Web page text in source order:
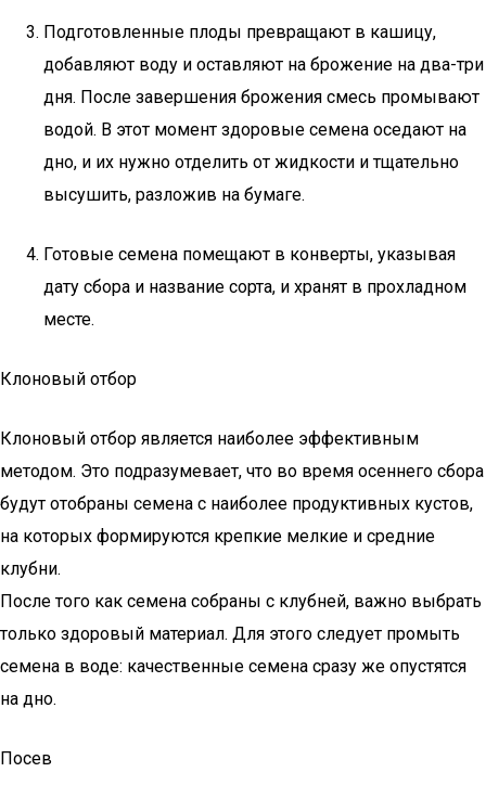
Подготовленные плоды превращают в кашицу,
добавляют воду и оставляют на брожение на два-три
дня. После завершения брожения смесь промывают
водой. В этот момент здоровые семена оседают на
дно, и их нужно отделить от жидкости и тщательно
высушить, разложив на бумаге.
Готовые семена помещают в конверты, указывая
дату сбора и название сорта, и хранят в прохладном
месте.
Клоновый отбор
Клоновый отбор является наиболее эффективным
методом. Это подразумевает, что во время осеннего сбора
будут отобраны семена с наиболее продуктивных кустов,
на которых формируются крепкие мелкие и средние
клубни.
После того как семена собраны с клубней, важно выбрать
только здоровый материал. Для этого следует промыть
семена в воде: качественные семена сразу же опустятся
на дно.
Посев